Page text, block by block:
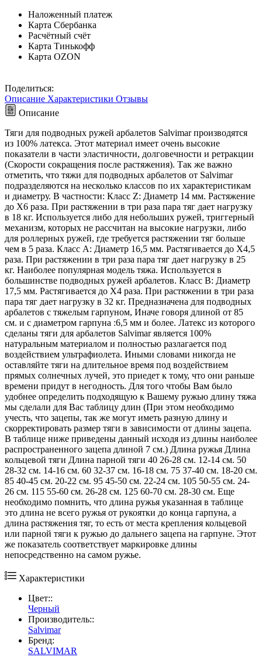
Наложенный платеж
Карта Сбербанка
Расчётный счёт
Карта Тинькофф
Карта OZON
Поделиться:
Описание Характеристики Отзывы
Описание
Тяги для подводных ружей арбалетов Salvimar производятся
из 100% латекса. Этот материал имеет очень высокие
показатели в части эластичности, долговечности и ретракции
(Скорости сокращения после растяжения). Так же важно
отметить, что тяжи для подводных арбалетов от Salvimar
подразделяются на несколько классов по их характеристикам
и диаметру. В частности: Класс Z: Диаметр 14 мм. Растяжение
до Х6 раза. При растяжении в три раза пара тяг дает нагрузку
в 18 кг. Используется либо для небольших ружей, триггерный
механизм, которых не рассчитан на высокие нагрузки, либо
для роллерных ружей, где требуется растяжении тяг больше
чем в 5 раза. Класс A: Диаметр 16,5 мм. Растягивается до Х4,5
раза. При растяжении в три раза пара тяг дает нагрузку в 25
кг. Наиболее популярная модель тяжа. Используется в
большинстве подводных ружей арбалетов. Класс B: Диаметр
17,5 мм. Растягивается до Х4 раза. При растяжении в три раза
пара тяг дает нагрузку в 32 кг. Предназначена для подводных
арбалетов с тяжелым гарпуном, Иначе говоря длиной от 85
см. и с диаметром гарпуна :6,5 мм и более. Латекс из которого
сделаны тяги для арбалетов Salvimar является 100%
натуральным материалом и полностью разлагается под
воздействием ультрафиолета. Иными словами никогда не
оставляйте тяги на длительное время под воздействием
прямых солнечных лучей, это приедет к тому, что они раньше
времени придут в негодность. Для того чтобы Вам было
удобнее определить подходящую к Вашему ружью длину тяжа
мы сделали для Вас таблицу длин (При этом необходимо
учесть, что зацепы, так же могут иметь разную длину и
скорректировать размер тяги в зависимости от длины зацепа.
В таблице ниже приведены данный исходя из длины наиболее
распространенного зацепа длиной 7 см.) Длина ружья Длина
кольцевой тяги Длина парной тяги 40 26-28 см. 12-14 см. 50
28-32 см. 14-16 см. 60 32-37 см. 16-18 см. 75 37-40 см. 18-20 см.
85 40-45 см. 20-22 см. 95 45-50 см. 22-24 см. 105 50-55 см. 24-
26 см. 115 55-60 см. 26-28 см. 125 60-70 см. 28-30 см. Еще
необходимо помнить, что длина ружья указанная в таблице
это длина не всего ружья от рукоятки до конца гарпуна, а
длина растяжения тяг, то есть от места крепления кольцевой
или парной тяги к ружью до дальнего зацепа на гарпуне. Этот
же показатель соответствует маркировке длины
непосредственно на самом ружье.
Характеристики
Цвет::
Черный
Производитель::
Salvimar
Бренд:
SALVIMAR